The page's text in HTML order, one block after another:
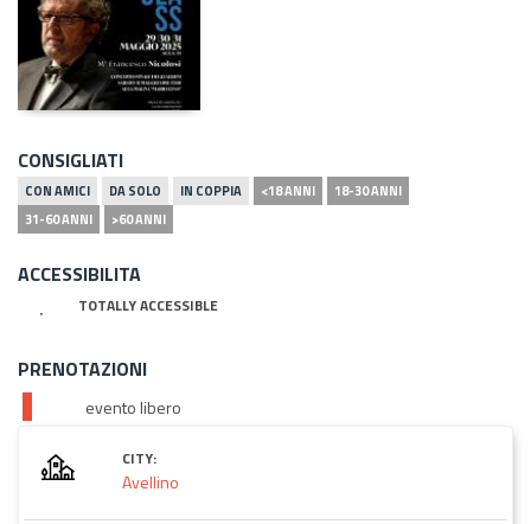
CONSIGLIATI
CON AMICI DA SOLO IN COPPIA <18 ANNI
18-30 ANNI
31-60 ANNI
>60 ANNI
ACCESSIBILITA
TOTALLY ACCESSIBLE
PRENOTAZIONI
evento libero
CITY:
Avellino